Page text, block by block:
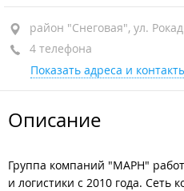
район "Снеговая", ул.
4 телефона
Показать адреса и
Описание
Группа компаний "МАРН"
и логистики с 2010 года. Сеть